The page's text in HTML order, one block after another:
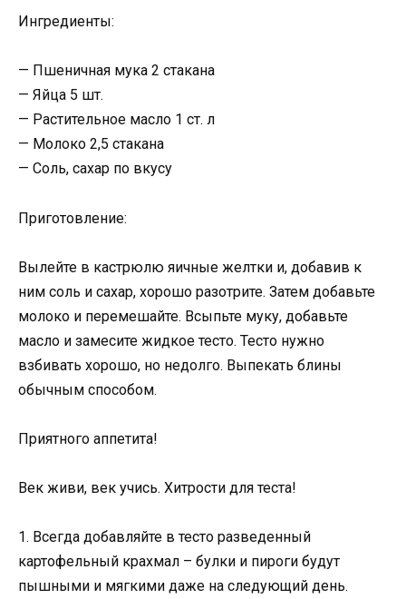
Ингредиенты:
— Пшеничная мука 2 стакана
— Яйца 5 шт.
— Растительное масло 1 ст. л
— Молоко 2,5 стакана
— Соль, сахар по вкусу
Приготовление:
Вылейте в кастрюлю яичные желтки и, добавив к
ним соль и сахар, хорошо разотрите. Затем добавьте
молоко и перемешайте. Всыпьте муку, добавьте
масло и замесите жидкое тесто. Тесто нужно
взбивать хорошо, но недолго. Выпекать блины
обычным способом.
Приятного аппетита!
Век живи, век учись. Хитрости для теста!
1. Всегда добавляйте в тесто разведенный
картофельный крахмал – булки и пироги будут
пышными и мягкими даже на следующий день.